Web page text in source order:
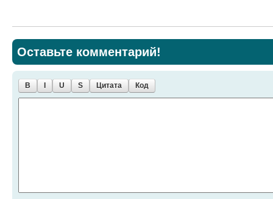
Оставьте комментарий!
B U S Цитата Код